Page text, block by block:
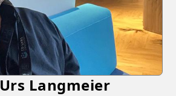
Urs Langmeier